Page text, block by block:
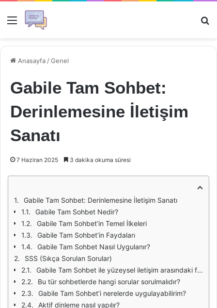
Menü
Anasayfa /Genel
Gabile Tam Sohbet:
Derinlemesine İletişim
Sanatı
7 Haziran 2025 3 dakika okuma süresi
Gabile Tam Sohbet: Derinlemesine İletişim Sanatı
Gabile Tam Sohbet Nedir?
Gabile Tam Sohbet’in Temel İlkeleri
Gabile Tam Sohbet’in Faydaları
Gabile Tam Sohbet Nasıl Uygulanır?
SSS (Sıkça Sorulan Sorular)
Gabile Tam Sohbet ile yüzeysel iletişim arasındaki fark nedir?
Bu tür sohbetlerde hangi sorular sorulmalıdır?
Gabile Tam Sohbet’i nerelerde uygulayabilirim?
Aktif dinleme nasıl yapılır?